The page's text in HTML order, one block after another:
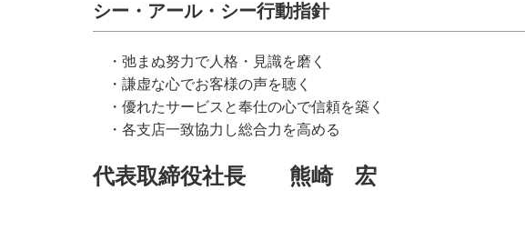
シー・アール・シー行動指針
・弛まぬ努力で人格・見識を磨く
・謙虚な心でお客様の声を聴く
・優れたサービスと奉仕の心で信頼を築く
・各支店一致協力し総合力を高める
代表取締役社長 熊崎 宏